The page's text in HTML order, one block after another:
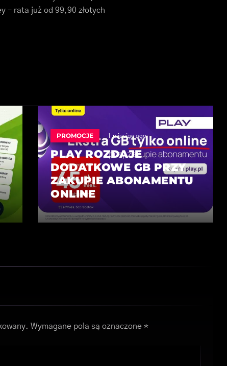
– rata już od 99,90 złotych
PROMOCJE 1 miesiąc ago
PLAY ROZDAJE
DODATKOWE GB PRZY
ZAKUPIE ABONAMENTU
ONLINE
Wymagane pola są oznaczone *